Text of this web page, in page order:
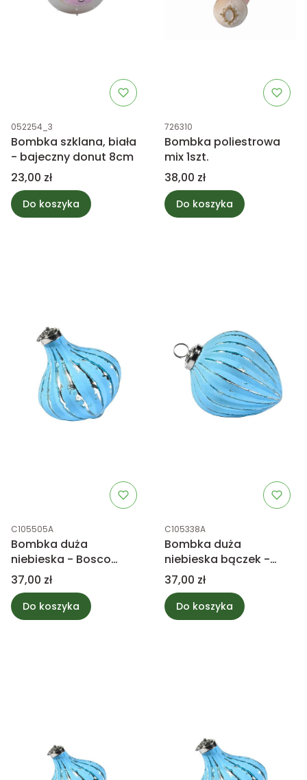
Kod produktu
052254_3
Bombka szklana, biała
- bajeczny donut 8cm
Cena
23,00 zł
Do koszyka
Kod produktu
726310
Bombka poliestrowa
mix 1szt.
Cena
38,00 zł
Do koszyka
Kod produktu
C105505A
Bombka duża
niebieska - Bosco
antique
Cena
37,00 zł
Do koszyka
Kod produktu
C105338A
Bombka duża
niebieska bączek -
Bosco antique
Cena
37,00 zł
Do koszyka